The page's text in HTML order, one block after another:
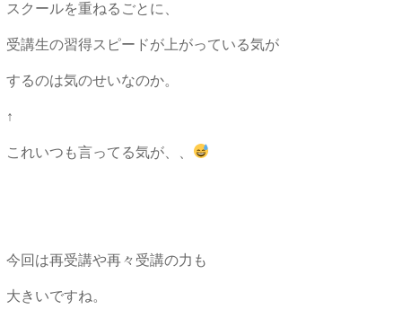
スクールを重ねるごとに、
受講生の習得スピードが上がっている気が
するのは気のせいなのか。
↑
これいつも言ってる気が、、
今回は再受講や再々受講の力も
大きいですね。